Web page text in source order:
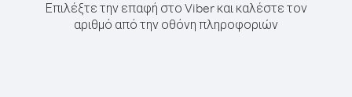
Επιλέξτε την επαφή στο Viber και καλέστε τον
αριθμό από την οθόνη πληροφοριών